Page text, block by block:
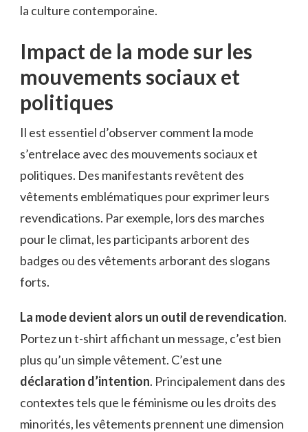
la culture contemporaine.
Impact de la mode sur les
mouvements sociaux et
politiques
Il est essentiel d’observer comment la mode
s’entrelace avec des mouvements sociaux et
politiques. Des manifestants revêtent des
vêtements emblématiques pour exprimer leurs
revendications. Par exemple, lors des marches
pour le climat, les participants arborent des
badges ou des vêtements arborant des slogans
forts.
La mode devient alors un outil de revendication.
Portez un t-shirt affichant un message, c’est bien
plus qu’un simple vêtement. C’est une
déclaration d’intention. Principalement dans des
contextes tels que le féminisme ou les droits des
minorités, les vêtements prennent une dimension